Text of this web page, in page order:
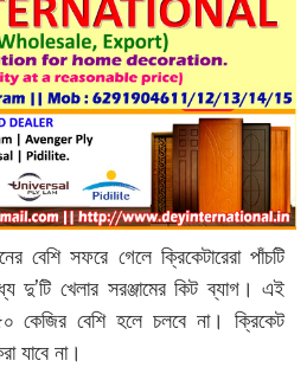
বেশি সফরে গেলে ক্রিকেটারেরা পাঁচটি
দু’টি খেলার সরঞ্জামের কিট ব্যাগ। এই
কেজির বেশি হলে চলবে না। ক্রিকেট
যাবে না।